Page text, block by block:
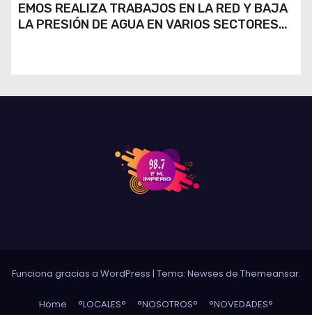
EMOS REALIZA TRABAJOS EN LA RED Y BAJA
LA PRESIÓN DE AGUA EN VARIOS SECTORES
Funciona gracias a WordPress | Tema: Newses de Themeansar.
Home °LOCALES° °NOSOTROS° °NOVEDADES°